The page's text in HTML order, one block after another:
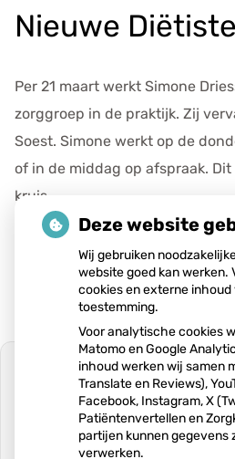
e
g
v
e
n
s
Nieuwe Diëtiste
Per 21 maart werkt Simone
zorggroep in de praktijk. Zij
Soest. Simone werkt op de
of in de middag op afspraak.
kruis.
U heeft geen
voorexterne inhouddie
Deze website
Wij gebruiken
website goed kan werken.
cookies en externe
toestemming.
Voor analytische cookies
Matomo en Google
inhoud werken wij samen
Translate en Reviews),
Facebook, Instagram, X
Patiëntenvertellen en
partijen kunnen gegevens
verwerken.